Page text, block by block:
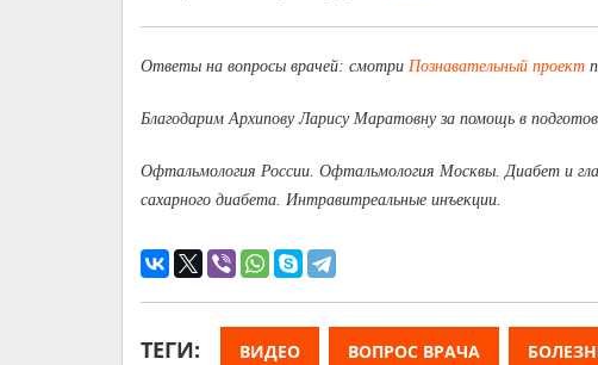
Ответы на вопросы врачей: смотри Познавательный проект
Благодарим Архипову Ларису Маратовну за помощь в
Офтальмология России. Офтальмология Москвы. Диабет и
сахарного диабета. Интравитреальные инъекции.
ТЕГИ: ВИДЕО ВОПРОС ВРАЧА